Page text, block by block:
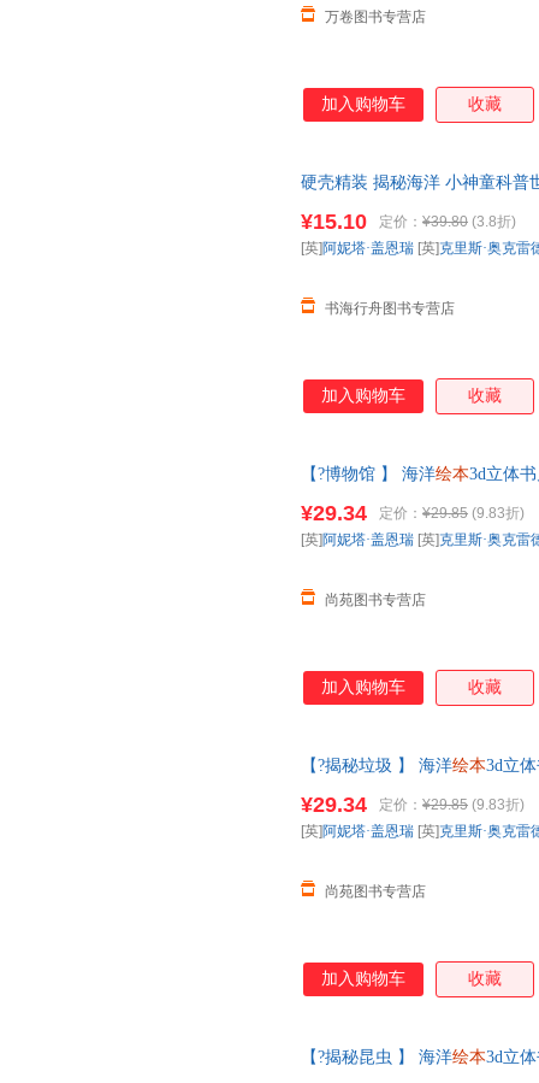
万卷图书专营店
加入购物车 收藏
硬壳精装 揭秘海洋 小神童科普
¥15.10 定价： ¥39.80 (3.8折)
书海行舟图书专营店
[英]阿妮塔·盖恩瑞 [英]克里斯·奥克雷
加入购物车 收藏
【?博物馆 】 海洋绘本3d立体
您无忧购物】
¥29.34 定价： ¥29.85 (9.83折)
尚苑图书专营店
[英]阿妮塔·盖恩瑞 [英]克里斯·奥克雷
加入购物车 收藏
【?揭秘垃圾 】 海洋绘本3d立
您无忧购物】
¥29.34 定价： ¥29.85 (9.83折)
尚苑图书专营店
[英]阿妮塔·盖恩瑞 [英]克里斯·奥克雷
加入购物车 收藏
【?揭秘昆虫 】 海洋绘本3d立